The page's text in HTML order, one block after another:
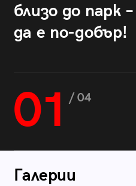
близо до парк
да е по-добър!
01 / 04
Галерии